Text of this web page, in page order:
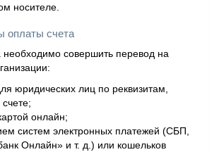
носителе.
оплаты счета
необходимо совершить перевод на
юридических лиц по реквизитам,
онлайн;
систем электронных платежей (СБП,
Онлайн» и т. д.) или кошельков